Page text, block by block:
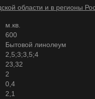
области и в регионы
м.кв.
600
Бытовой линолеум
2,5;3;3,5;4
23,32
2
0,4
2,1